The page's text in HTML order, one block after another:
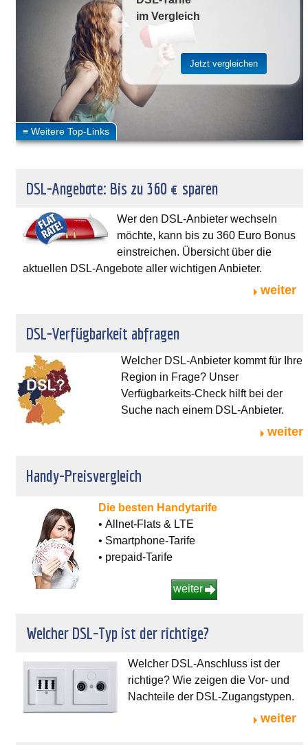
im Vergleich
DSL-Angebote: Bis zu 360 € sparen
Wer den DSL-Anbieter wechseln
möchte, kann bis zu 360 Euro Bonus
einstreichen. Übersicht über die
aktuellen DSL-Angebote aller wichtigen Anbieter.
weiter
DSL-Verfügbarkeit abfragen
Welcher DSL-Anbieter kommt für Ihre
Region in Frage? Unser
Verfügbarkeits-Check hilft bei der
Suche nach einem DSL-Anbieter.
weiter
Handy-Preisvergleich
Die besten Handytarife
• Allnet-Flats & LTE
• Smartphone-Tarife
• prepaid-Tarife
weiter
Welcher DSL-Typ ist der richtige?
Welcher DSL-Anschluss ist der
richtige? Wie zeigen die Vor- und
Nachteile der DSL-Zugangstypen.
weiter